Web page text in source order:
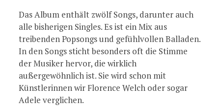
Das Album enthält zwölf Songs, darunter auch
alle bisherigen Singles. Es ist ein Mix aus
treibenden Popsongs und gefühlvollen Balladen.
In den Songs sticht besonders oft die Stimme
der Musiker hervor, die wirklich
außergewöhnlich ist. Sie wird schon mit
Künstlerinnen wir Florence Welch oder sogar
Adele verglichen.